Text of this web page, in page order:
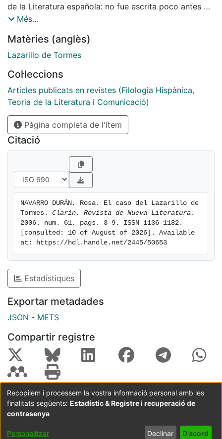
de la Literatura española: no fue escrita poco antes de
1554, la fecha de impressión de las cuatro ediciones
Més...
Matèries (anglès)
Lazarillo de Tormes
Col·leccions
Articles publicats en revistes (Filologia Hispànica,
Teoria de la Literatura i Comunicació)
Pàgina completa de l'ítem
Citació
NAVARRO DURÁN, Rosa. El caso del Lazarillo de
Tormes. Clarín. Revista de Nueva Literatura .
2006. num. 61, pags. 3-9. ISSN 1136-1182.
[consulted: 10 of August of 2026]. Available
at: https://hdl.handle.net/2445/50653
Estadístiques
Exportar metadades
JSON - METS
Compartir registre
Coordinació:CRAI UB Avís legal
Metadades
subjectes a:
Configuració
de cookies
privadesa
Recopilem i processem la vostra informació personal amb les
finalitats següents: Estadístic & Registre i recuperació de
contrasenya
Personalitzar Declinar D'acord